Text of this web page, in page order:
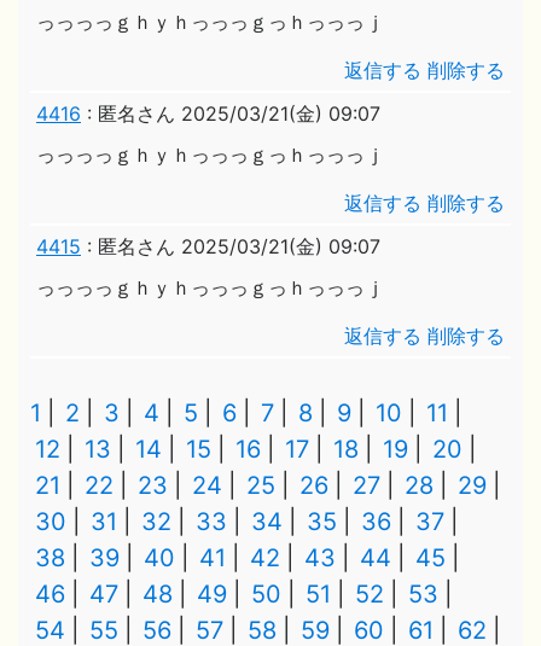
っっっっｇｈｙｈっっっｇっｈっっっｊ
返信する 削除する
4416 : 匿名さん 2025/03/21(金) 09:07
っっっっｇｈｙｈっっっｇっｈっっっｊ
返信する 削除する
4415 : 匿名さん 2025/03/21(金) 09:07
っっっっｇｈｙｈっっっｇっｈっっっｊ
返信する 削除する
1 2 3 4 5 6 7 8 9 10
11
12
13 14 15 16 17 18 19
20
21
22 23 24 25 26 27 28
29
30
31 32 33 34 35 36
37
38
39 40 41 42 43 44
45
46
47 48 49 50 51 52
53
54
55 56 57 58 59 60 61
62